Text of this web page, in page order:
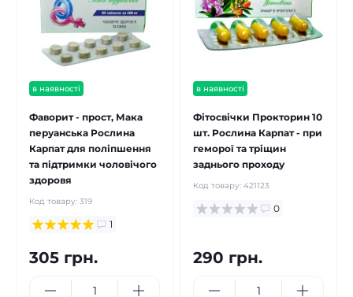
в наявності
Фаворит - прост, Мака
перуанська Рослина
Карпат для поліпшення
та підтримки чоловічого
здоровя
Код товару: 319
1
305 грн.
в наявності
Фітосвічки Прокторин 10
шт. Рослина Карпат - при
геморої та тріщин
заднього проходу
Код товару: 421123
0
290 грн.